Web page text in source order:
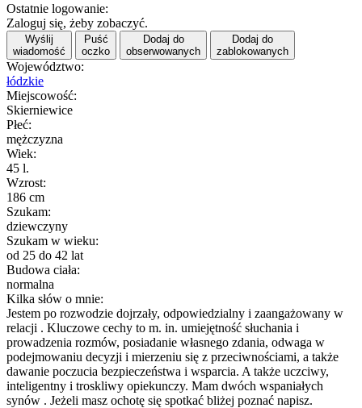
Ostatnie logowanie:
Zaloguj się, żeby zobaczyć.
Wyślij
wiadomość
Puść
oczko
Dodaj do
obserwowanych
Dodaj do
zablokowanych
Województwo:
łódzkie
Miejscowość:
Skierniewice
Płeć:
mężczyzna
Wiek:
45 l.
Wzrost:
186 cm
Szukam:
dziewczyny
Szukam w wieku:
od 25 do 42 lat
Budowa ciała:
normalna
Kilka słów o mnie:
Jestem po rozwodzie dojrzały, odpowiedzialny i zaangażowany w
relacji . Kluczowe cechy to m. in. umiejętność słuchania i
prowadzenia rozmów, posiadanie własnego zdania, odwaga w
podejmowaniu decyzji i mierzeniu się z przeciwnościami, a także
dawanie poczucia bezpieczeństwa i wsparcia. A także uczciwy,
inteligentny i troskliwy opiekunczy. Mam dwóch wspaniałych
synów . Jeżeli masz ochotę się spotkać bliżej poznać napisz.